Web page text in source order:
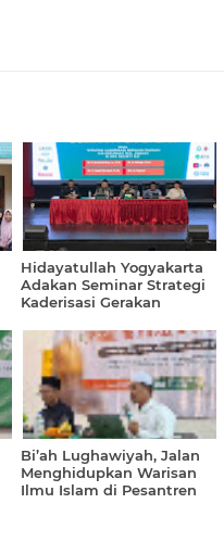
Hidayatullah Yogyakarta
Adakan Seminar Strategi
Kaderisasi Gerakan
Bi’ah Lughawiyah, Jalan
Menghidupkan Warisan
Ilmu Islam di Pesantren